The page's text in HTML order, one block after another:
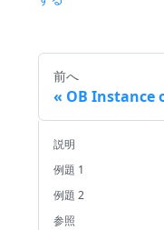
前へ
OB Instance
説明
例題 1
例題 2
参照